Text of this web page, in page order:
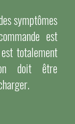
symptômes
est
totalement
doit être